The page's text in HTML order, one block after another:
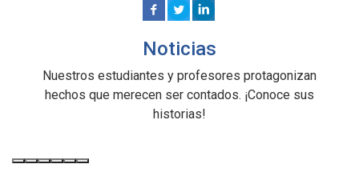
Noticias
Nuestros estudiantes y profesores protagonizan
hechos que merecen ser contados. ¡Conoce sus
historias!